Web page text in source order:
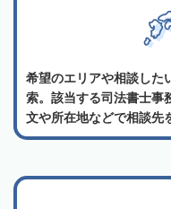
希望のエリアや相談した
索。該当する司法書士事
文や所在地などで相談先